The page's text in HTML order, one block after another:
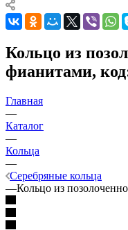
Кольцо из
фианитами,
Главная
—
Каталог
—
Кольца
—
Серебряные кольца
—Кольцо из